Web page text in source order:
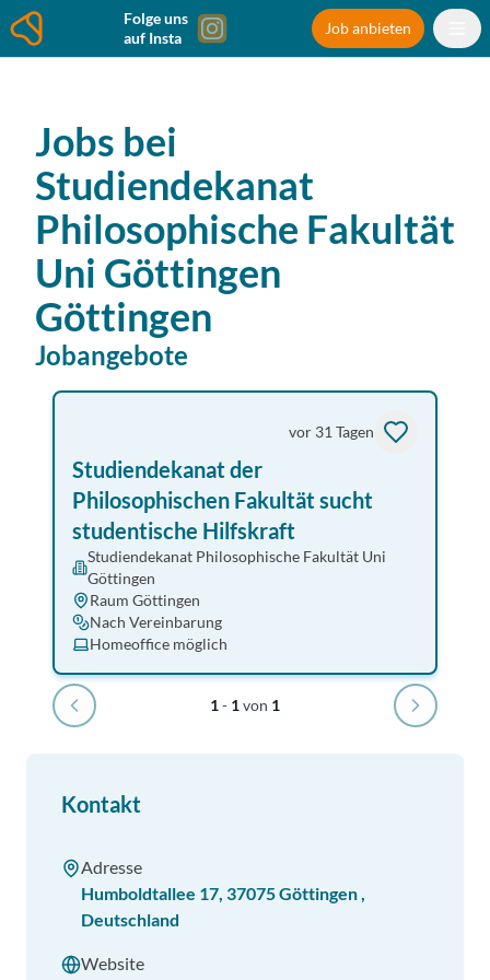
Folge uns
auf Insta
Job anbieten
Jobs bei
Studiendekanat
Philosophische Fakultät
Uni Göttingen
Göttingen
Jobangebote
vor 31 Tagen
Studiendekanat der
Philosophischen Fakultät sucht
studentische Hilfskraft
Studiendekanat Philosophische Fakultät Uni
Göttingen
Raum Göttingen
Nach Vereinbarung
Homeoffice möglich
1- 1von 1
Kontakt
Adresse
Humboldtallee 17, 37075Göttingen,
Deutschland
Website